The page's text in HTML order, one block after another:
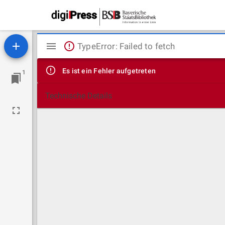
1
Mirador
Viewer
TypeError: Failed to fetch
Es ist ein Fehler aufgetreten
Technische Details